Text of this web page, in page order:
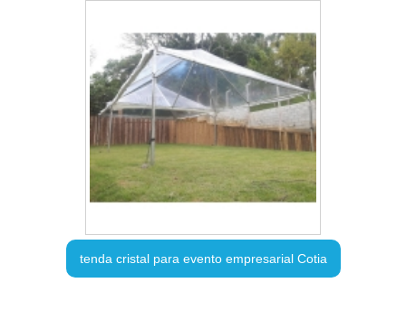
tenda cristal para evento empresarial Cotia